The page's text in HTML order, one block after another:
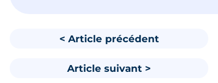
< Article précédent
Article suivant >